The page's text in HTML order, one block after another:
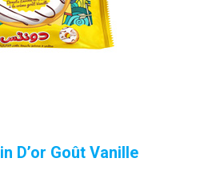
D’or Goût Vanille